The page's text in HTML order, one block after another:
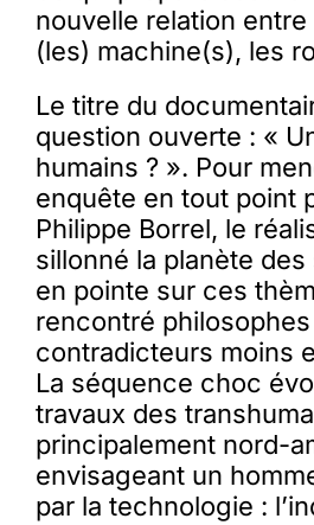
nouvelle relation entre
(les) machine(s), les
Le titre du
question ouverte : «
humains ? ». Pour
enquête en tout point
Philippe Borrel, le
sillonné la planète
en pointe sur ces
rencontré
contradicteurs moins
La séquence choc
travaux des
principalement nord-
envisageant un
par la technologie :